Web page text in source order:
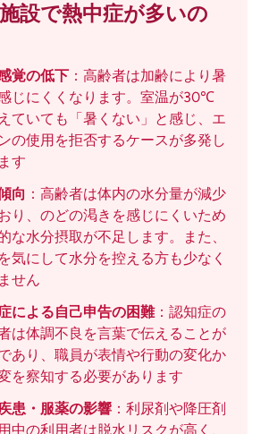
設で熱中症が多いの
覚の低下 ：高齢者は加齢により暑
じにくくなります。室温が30℃
ていても「暑くない」と感じ、エ
の使用を拒否するケースが多発し
す
向 ：高齢者は体内の水分量が減少
り、のどの渇きを感じにくいため
な水分摂取が不足します。また、
気にして水分を控える方も少なく
せん
による自己申告の困難：認知症の
は体調不良を言葉で伝えることが
あり、職員が表情や行動の変化か
を察知する必要があります
患・服薬の影響 ：利尿剤や降圧剤
中の利用者は脱水リスクが高く、